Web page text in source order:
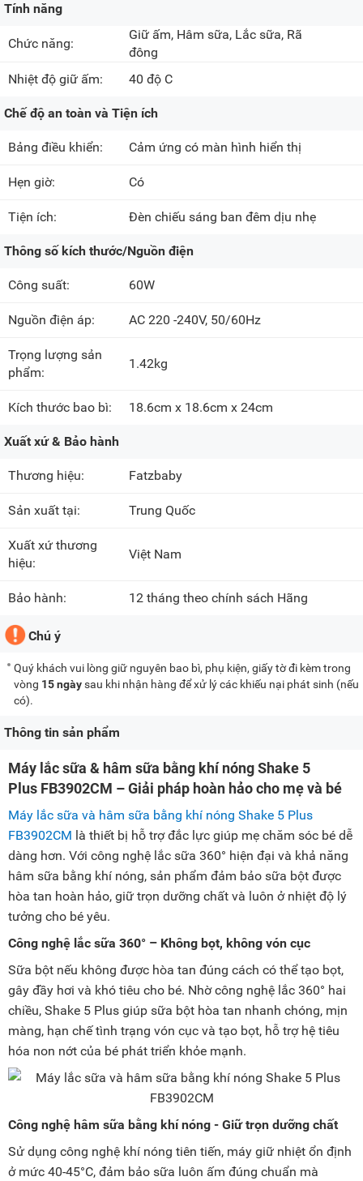
Tính năng
Chức năng:
Giữ ấm, Hâm sữa, Lắc sữa, Rã
đông
Nhiệt độ giữ ấm:
40 độ C
Chế độ an toàn và Tiện ích
Bảng điều khiển: Cảm ứng có màn hình hiển thị
Hẹn giờ: Có
Tiện ích: Đèn chiếu sáng ban đêm dịu nhẹ
Thông số kích thước/Nguồn điện
Công suất: 60W
Nguồn điện áp: AC 220 -240V, 50/60Hz
Trọng lượng sản
phẩm:
1.42kg
Kích thước bao bì: 18.6cm x 18.6cm x 24cm
Xuất xứ & Bảo hành
Thương hiệu: Fatzbaby
Sản xuất tại: Trung Quốc
Xuất xứ thương
hiệu:
Việt Nam
Bảo hành: 12 tháng theo chính sách Hãng
Chú ý
Quý khách vui lòng giữ nguyên bao bì, phụ kiện, giấy tờ đi kèm trong
vòng 15 ngàysau khi nhận hàng để xử lý các khiếu nại phát sinh (nếu
có).
Thông tin sản phẩm
Máy lắc sữa & hâm sữa bằng khí nóng Shake 5
Plus FB3902CM – Giải pháp hoàn hảo cho mẹ và bé
Máy lắc sữa và hâm sữa bằng khí nóng Shake 5 Plus
FB3902CM là thiết bị hỗ trợ đắc lực giúp mẹ chăm sóc bé dễ
dàng hơn. Với công nghệ lắc sữa 360° hiện đại và khả năng
hâm sữa bằng khí nóng, sản phẩm đảm bảo sữa bột được
hòa tan hoàn hảo, giữ trọn dưỡng chất và luôn ở nhiệt độ lý
tưởng cho bé yêu.
Công nghệ lắc sữa 360° – Không bọt, không vón cục
Sữa bột nếu không được hòa tan đúng cách có thể tạo bọt,
gây đầy hơi và khó tiêu cho bé. Nhờ công nghệ lắc 360° hai
chiều, Shake 5 Plus giúp sữa bột hòa tan nhanh chóng, mịn
màng, hạn chế tình trạng vón cục và tạo bọt, hỗ trợ hệ tiêu
hóa non nớt của bé phát triển khỏe mạnh.
Công nghệ hâm sữa bằng khí nóng - Giữ trọn dưỡng chất
Sử dụng công nghệ khí nóng tiên tiến, máy giữ nhiệt ổn định
ở mức 40-45°C, đảm bảo sữa luôn ấm đúng chuẩn mà